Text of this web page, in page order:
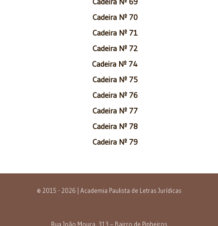
Cadeira Nº 70
Cadeira Nº 71
Cadeira Nº 72
Cadeira Nº 74
Cadeira Nº 75
Cadeira Nº 76
Cadeira Nº 77
Cadeira Nº 78
Cadeira Nº 79
© 2015 - 2026 | Academia Paulista de Letras Jurídicas
Rua João Moura, 313 – Bairro de Pinheiros